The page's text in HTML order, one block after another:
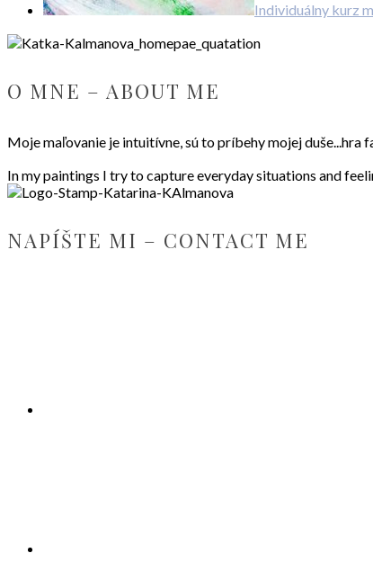
Individuálny kurz
O MNE – ABOUT ME
Moje maľovanie je intuitívne, sú to príbehy mojej duše...hra
In my paintings I try to capture everyday situations and
NAPÍŠTE MI – CONTACT ME